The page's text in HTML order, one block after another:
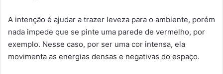
A intenção é ajudar a trazer leveza para o ambiente, porém
nada impede que se pinte uma parede de vermelho, por
exemplo. Nesse caso, por ser uma cor intensa, ela
movimenta as energias densas e negativas do espaço.